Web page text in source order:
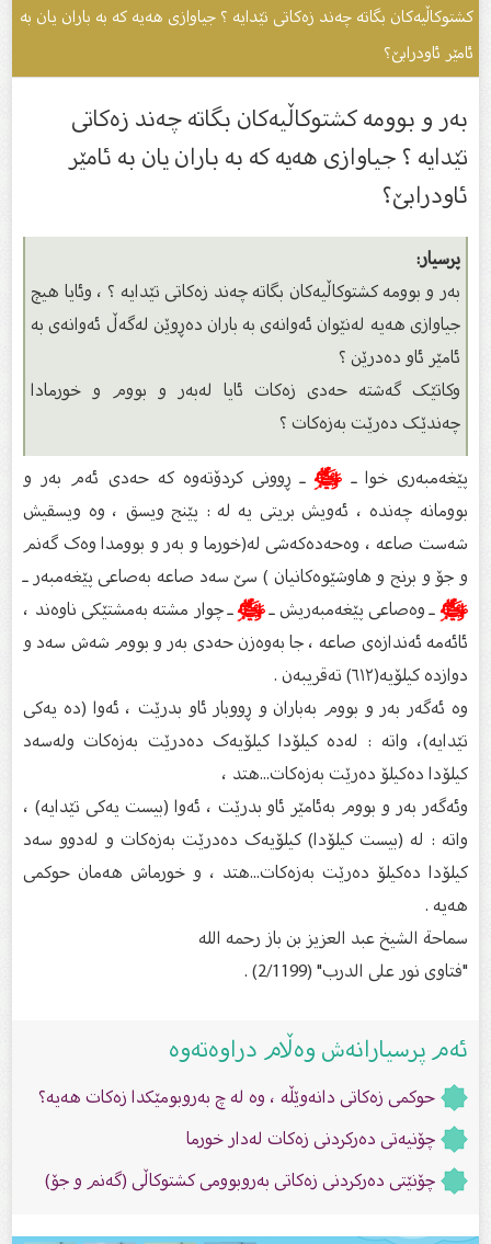
کشتوکاڵیەکان بگاتە چەند زەکاتی تێدایە ؟ جیاوازى هەیە کە بە باران یان بە
ئامێر ئاودرابێ؟
بەر و بوومه کشتوکاڵیەکان بگاتە چەند زەکاتی
تێدایە ؟ جیاوازى هەیە کە بە باران یان بە ئامێر
ئاودرابێ؟
پرسیار:
بەر و بوومه کشتوکاڵیەکان بگاتە چەند زەکاتی تێدایە ؟ ، وئایا هیچ
جیاوازی هەیە لەنێوان ئەوانەی به باران دەڕوێن لەگەڵ ئەوانەی بە
ئامێر ئاو دەدرێن ؟
وکاتێک گەشتە حەدی زەکات ئایا لەبەر و بووم و خورمادا
چەندێک دەرێت بەزەکات ؟
پێغەمبەرى خوا ـ ﷺـ ڕوونی کردۆتەوە کە حەدی ئەم بەر و
بوومانە چەندە ، ئەویش بریتی یە لە : پێنج ویسق ، وە ویسقیش
شەست صاعە ، وەحەدەکەشی لە(خورما و بەر و بوومدا وەک گەنم
و جۆ و برنج و هاوشێوەکانیان ) سێ سەد صاعە بەصاعی پێغەمبەر ـ
ﷺـ وەصاعی پێغەمبەریش ـﷺـ چوار مشتە بەمشتێکی ناوەند ،
ئائەمە ئەندازەی صاعە ، جا بەوەزن حەدی بەر و بووم شەش سەد و
دوازدە کیلۆیە(٦۱۲) تەقریبەن .
وە ئەگەر بەر و بووم بەباران و ڕووبار ئاو بدرێت ، ئەوا (دە یەکی
تێدایە)، واتە : لەدە کیلۆدا کیلۆیەک دەدرێت بەزەکات ولەسەد
کیلۆدا دەکیلۆ دەرێت بەزەکات...هتد ،
وئەگەر بەر و بووم بەئامێر ئاو بدرێت ، ئەوا (بیست یەکی تێدایە) ،
واتە : لە (بیست کیلۆدا) کیلۆیەک دەدرێت بەزەکات و لەدوو سەد
کیلۆدا دەکیلۆ دەرێت بەزەکات...هتد ، و خورماش هەمان حوکمی
هەیە .
سماحة الشيخ عبد العزيز بن باز رحمه الله
"فتاوى نور على الدرب" (2/1199) .
ئەم پرسیارانەش وەڵام دراوەتەوە
حوكمى زەكاتی دانەوێڵە ، وە لە چ بەروبومێکدا زەکات هەیە؟
چۆنیەتی دەرکردنی زەکات لەدار خورما
چۆنێتی دەرکردنی زەکاتی بەروبوومی کشتوکاڵی (گەنم و جۆ)